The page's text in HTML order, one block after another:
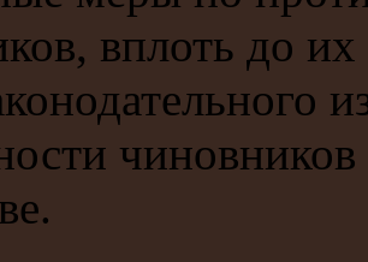
вплоть до